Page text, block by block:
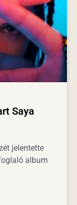
Saya
jelentette
album